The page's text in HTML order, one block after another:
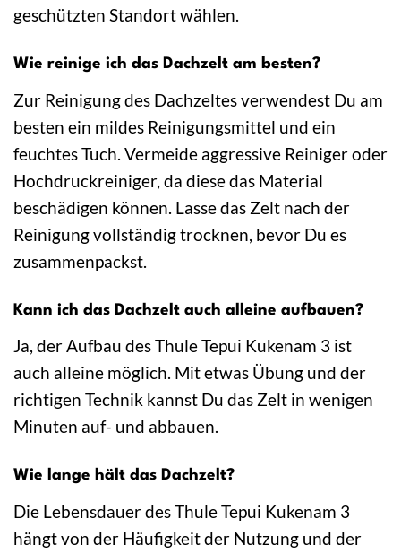
geschützten Standort wählen.
Wie reinige ich das Dachzelt am besten?
Zur Reinigung des Dachzeltes verwendest Du am
besten ein mildes Reinigungsmittel und ein
feuchtes Tuch. Vermeide aggressive Reiniger oder
Hochdruckreiniger, da diese das Material
beschädigen können. Lasse das Zelt nach der
Reinigung vollständig trocknen, bevor Du es
zusammenpackst.
Kann ich das Dachzelt auch alleine aufbauen?
Ja, der Aufbau des Thule Tepui Kukenam 3 ist
auch alleine möglich. Mit etwas Übung und der
richtigen Technik kannst Du das Zelt in wenigen
Minuten auf- und abbauen.
Wie lange hält das Dachzelt?
Die Lebensdauer des Thule Tepui Kukenam 3
hängt von der Häufigkeit der Nutzung und der